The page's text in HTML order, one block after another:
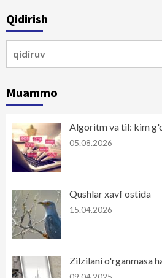
Qidirish
Muammo
Algoritm va til: kim
05.08.2026
Qushlar xavf ostida
15.04.2026
Zilzilani o'rganmasa